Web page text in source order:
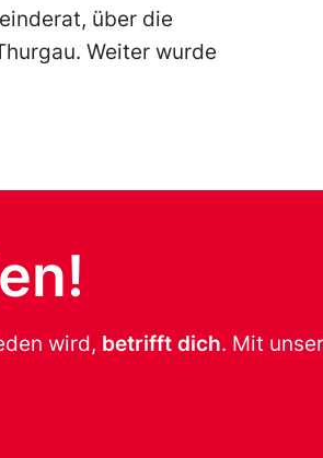
über die
Weiter wurde
wird, betrifft dich. Mit